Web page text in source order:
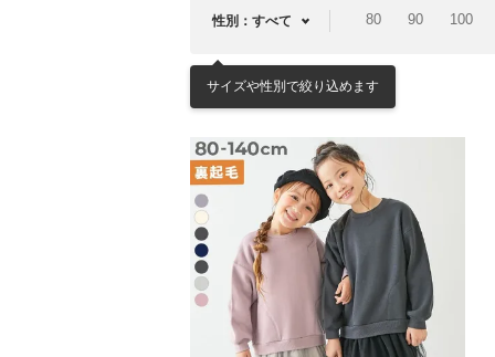
性別：すべて 80 90 100
サイズや性別で絞り込めます